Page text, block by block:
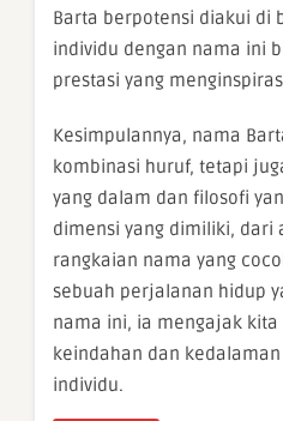
Barta berpotensi diakui di
individu dengan nama ini
prestasi yang
Kesimpulannya, nama
kombinasi huruf, tetapi
yang dalam dan filosofi
dimensi yang dimiliki, dari
rangkaian nama yang
sebuah perjalanan hidup
nama ini, ia mengajak
keindahan dan
individu.